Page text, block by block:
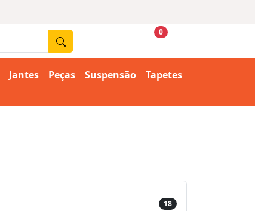
0
Jantes Peças Suspensão Tapetes
18